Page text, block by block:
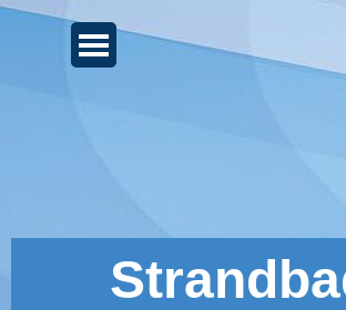
Direkt zum Seiteninhalt
Menü überspringen